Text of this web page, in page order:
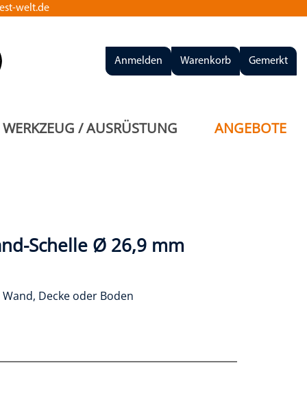
welt.de
Anmelden Warenkorb Gemerkt
WERKZEUG / AUSRÜSTUNG ANGEBOTE
Schelle Ø 26,9 mm
Decke oder Boden